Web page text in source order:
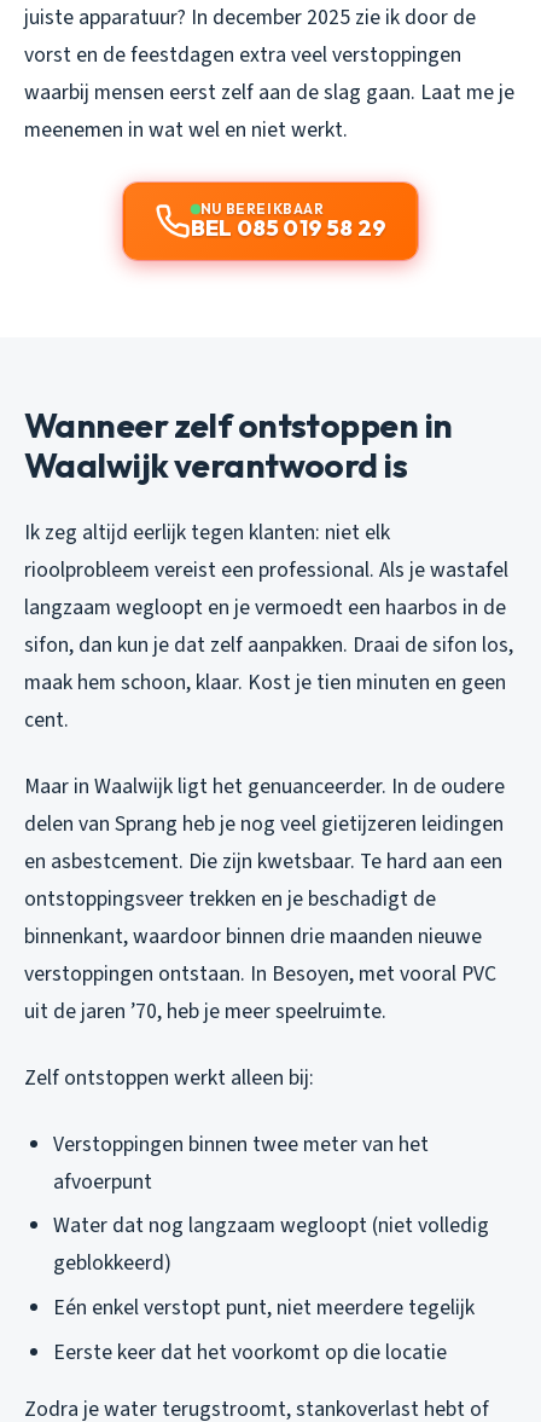
juiste apparatuur? In december 2025 zie ik door de
vorst en de feestdagen extra veel verstoppingen
waarbij mensen eerst zelf aan de slag gaan. Laat me je
meenemen in wat wel en niet werkt.
NU BEREIKBAAR
BEL 085 019 58 29
Wanneer zelf ontstoppen in
Waalwijk verantwoord is
Ik zeg altijd eerlijk tegen klanten: niet elk
rioolprobleem vereist een professional. Als je wastafel
langzaam wegloopt en je vermoedt een haarbos in de
sifon, dan kun je dat zelf aanpakken. Draai de sifon los,
maak hem schoon, klaar. Kost je tien minuten en geen
cent.
Maar in Waalwijk ligt het genuanceerder. In de oudere
delen van Sprang heb je nog veel gietijzeren leidingen
en asbestcement. Die zijn kwetsbaar. Te hard aan een
ontstoppingsveer trekken en je beschadigt de
binnenkant, waardoor binnen drie maanden nieuwe
verstoppingen ontstaan. In Besoyen, met vooral PVC
uit de jaren ’70, heb je meer speelruimte.
Zelf ontstoppen werkt alleen bij:
Verstoppingen binnen twee meter van het
afvoerpunt
Water dat nog langzaam wegloopt (niet volledig
geblokkeerd)
Eén enkel verstopt punt, niet meerdere tegelijk
Eerste keer dat het voorkomt op die locatie
Zodra je water terugstroomt, stankoverlast hebt of